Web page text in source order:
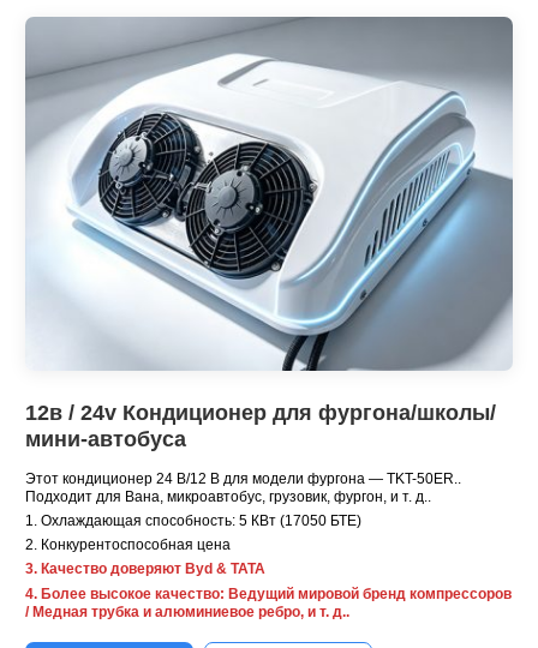
12в / 24v Кондиционер для фургона/школы/
мини-автобуса
Этот кондиционер 24 В/12 В для модели фургона — TKT-50ER..
Подходит для Вана, микроавтобус, грузовик, фургон, и т. д..
1. Охлаждающая способность: 5 КВт (17050 БТЕ)
2. Конкурентоспособная цена
3. Качество доверяют Byd & ТАТА
4. Более высокое качество: Ведущий мировой бренд компрессоров
/ Медная трубка и алюминиевое ребро, и т. д..